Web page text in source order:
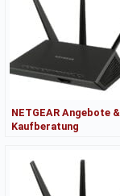
NETGEAR Angebote &
Kaufberatung